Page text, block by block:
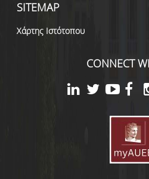
SITEMAP
Χάρτης Ιστότοπου
CONNECT